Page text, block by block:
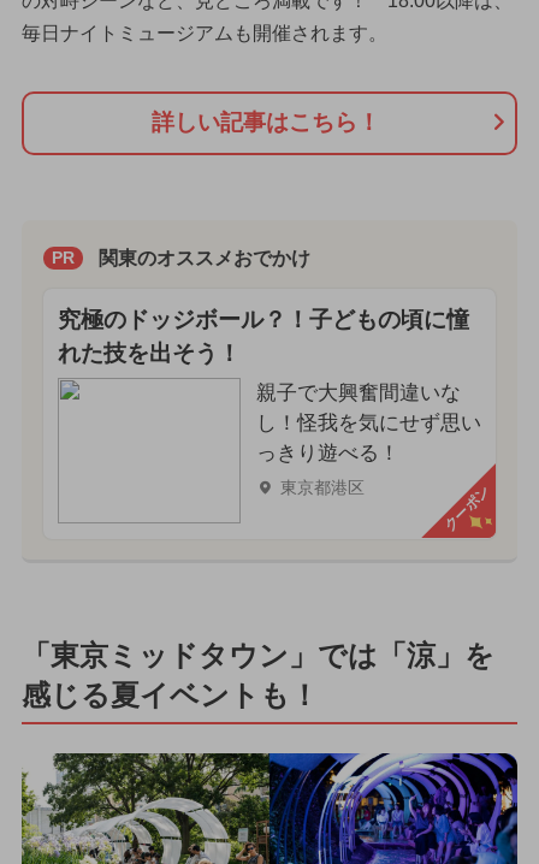
毎日ナイトミュージアムも開催されます。
詳しい記事はこちら！
PR 関東のオススメおでかけ
究極のドッジボール？！子どもの頃に憧
れた技を出そう！
親子で大興奮間違いな
し！怪我を気にせず思い
っきり遊べる！
東京都港区 クーポン
「東京ミッドタウン」では「涼」を
感じる夏イベントも！